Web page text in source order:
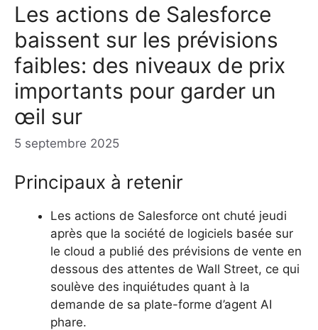
Les actions de Salesforce
baissent sur les prévisions
faibles: des niveaux de prix
importants pour garder un
œil sur
5 septembre 2025
Principaux à retenir
Les actions de Salesforce ont chuté jeudi
après que la société de logiciels basée sur
le cloud a publié des prévisions de vente en
dessous des attentes de Wall Street, ce qui
soulève des inquiétudes quant à la
demande de sa plate-forme d’agent AI
phare.